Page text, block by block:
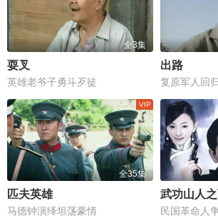
全3集
耍叉
英雄老爷子勇斗歹徒
出路
复原军人回
全35集
匹夫英雄
马德钟演绎坦荡豪情
武功山人
民国革命人